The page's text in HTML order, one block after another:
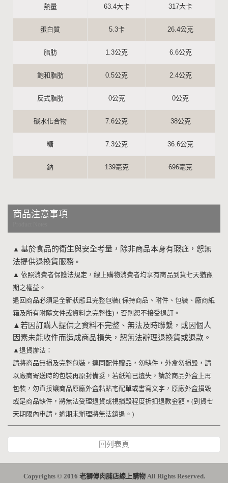
熱量 63.4大卡 317大卡
蛋白質 5.3卡 26.4公克
脂肪 1.3公克 6.6公克
飽和脂肪 0.5公克 2.4公克
反式脂肪 0公克 0公克
碳水化合物 7.6公克 38公克
糖 7.3公克 36.6公克
鈉 139毫克 696毫克
商品注意事項
▲ 基於食品的衛生與安全考量，除非商品本身有瑕疵，恕無
法提供退換貨服務 。
▲ 依照消費者保護法規定，線上購物消費者均享有商品到貨七天猶豫
期之權益。
退回商品必須是全新狀態且完整包裝( 保持商品、附件、包裝、廠商紙
箱及所有附隨文件或資料之完整性) ，否則恕不接受退訂。
▲ 若因訂購人提供之資料不完整、無法及時聯繫，或因個人
因素未能收件而造成商品損失，恕無法辦理退換貨或退款。
▲ 退貨辦法：
請將商品無損及完整包裝，連同配件贈品，勿缺件，外盒勿損毀，請
以廠商寄送時的包裝再原封備妥，若紙箱已遺失，請於商品外盒上再
包裝，勿直接讓商品原廠外盒粘貼宅配單或書寫文字，原廠外盒損毀
或是商品缺件，將無法受理退貨或視損毀程度折扣退款金額。 (到貨七
天期限內申請，逾期未辦理將無法銷退。 )
回列表頁
Copyrights © 2016 老獅傅肉脯店線上購物All Rights Reserved.